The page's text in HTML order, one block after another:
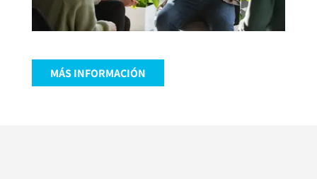
MÁS INFORMACIÓN